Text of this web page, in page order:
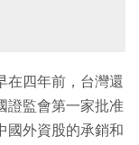
在四年前，台灣還
證監會第一家批准
國外資股的承銷和